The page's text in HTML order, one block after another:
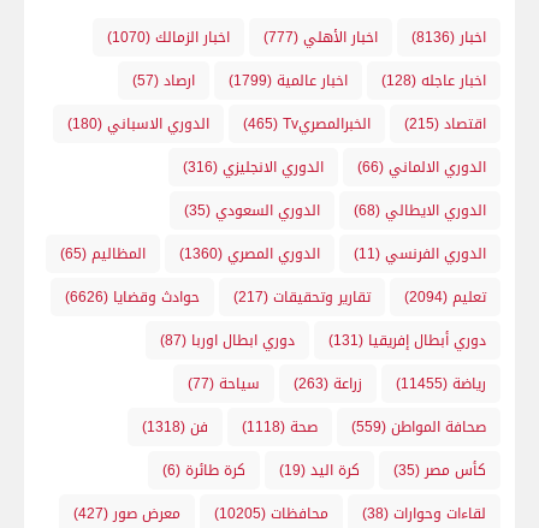
اخبار (8136) اخبار الأهلي(777) اخبار الزمالك(1070)
اخبار عاجله(128) اخبار عالمية(1799) ارصاد(57)
اقتصاد(215) الخبرالمصريTv (465) الدوري الاسباني(180)
الدوري الالماني(66) الدوري الانجليزي(316)
الدوري الايطالي(68) الدوري السعودي(35)
الدوري الفرنسي(11) الدوري المصري(1360) المظاليم(65)
تعليم(2094) تقارير وتحقيقات(217) حوادث وقضايا (6626)
دوري أبطال إفريقيا (131) دوري ابطال اوربا (87)
رياضة(11455) زراعة(263) سياحة(77)
صحافة المواطن(559) صحة(1118) فن(1318)
كأس مصر (35) كرة اليد(19) كرة طائرة(6)
لقاءات وحوارات(38) محافظات(10205) معرض صور (427)